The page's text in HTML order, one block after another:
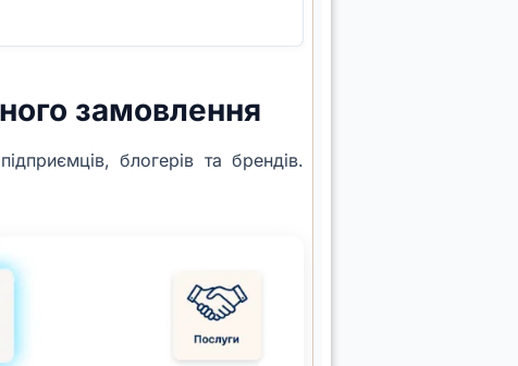
замовлення
блогерів та брендів.